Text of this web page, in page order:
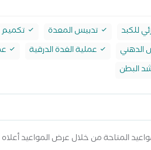
للكبد تدبيس المعدة
تكميم
الدهني عملية الغدة الدرقية
البطن